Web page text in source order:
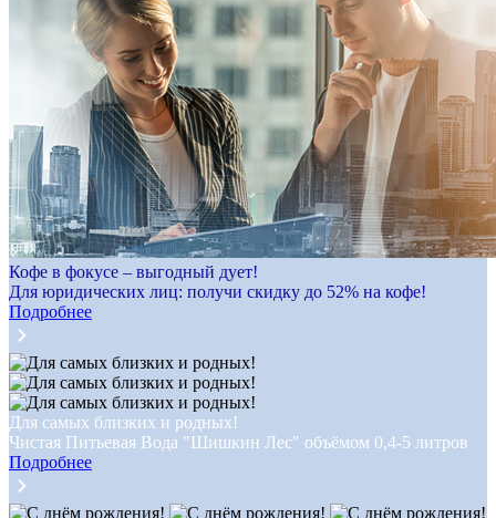
Кофе в фокусе – выгодный дует!
Для юридических лиц: получи скидку до 52% на кофе!
Подробнее
Для самых близких и родных!
Чистая Питьевая Вода "Шишкин Лес" объёмом 0,4-5 литров
Подробнее